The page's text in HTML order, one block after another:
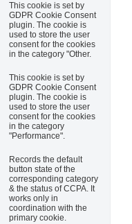
This cookie is set by
GDPR Cookie Consent
plugin. The cookie is
used to store the user
consent for the cookies
in the category "Other.
This cookie is set by
GDPR Cookie Consent
plugin. The cookie is
used to store the user
consent for the cookies
in the category
"Performance".
Records the default
button state of the
corresponding category
& the status of CCPA. It
works only in
coordination with the
primary cookie.